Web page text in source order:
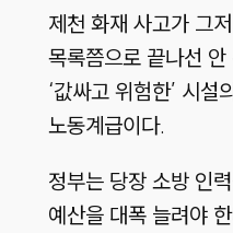
제천 화재 사고가 그
목록쯤으로 끝나선
‘값싸고 위험한’ 시
노동계급이다.
정부는 당장 소방 인
예산을 대폭 늘려야